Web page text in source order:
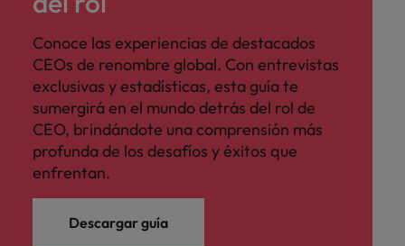
Conoce las experiencias de destacados
CEOs de renombre global. Con entrevistas
exclusivas y estadísticas, esta guía te
sumergirá en el mundo detrás del rol de
CEO, brindándote una comprensión más
profunda de los desafíos y éxitos que
enfrentan.
Descargar guía